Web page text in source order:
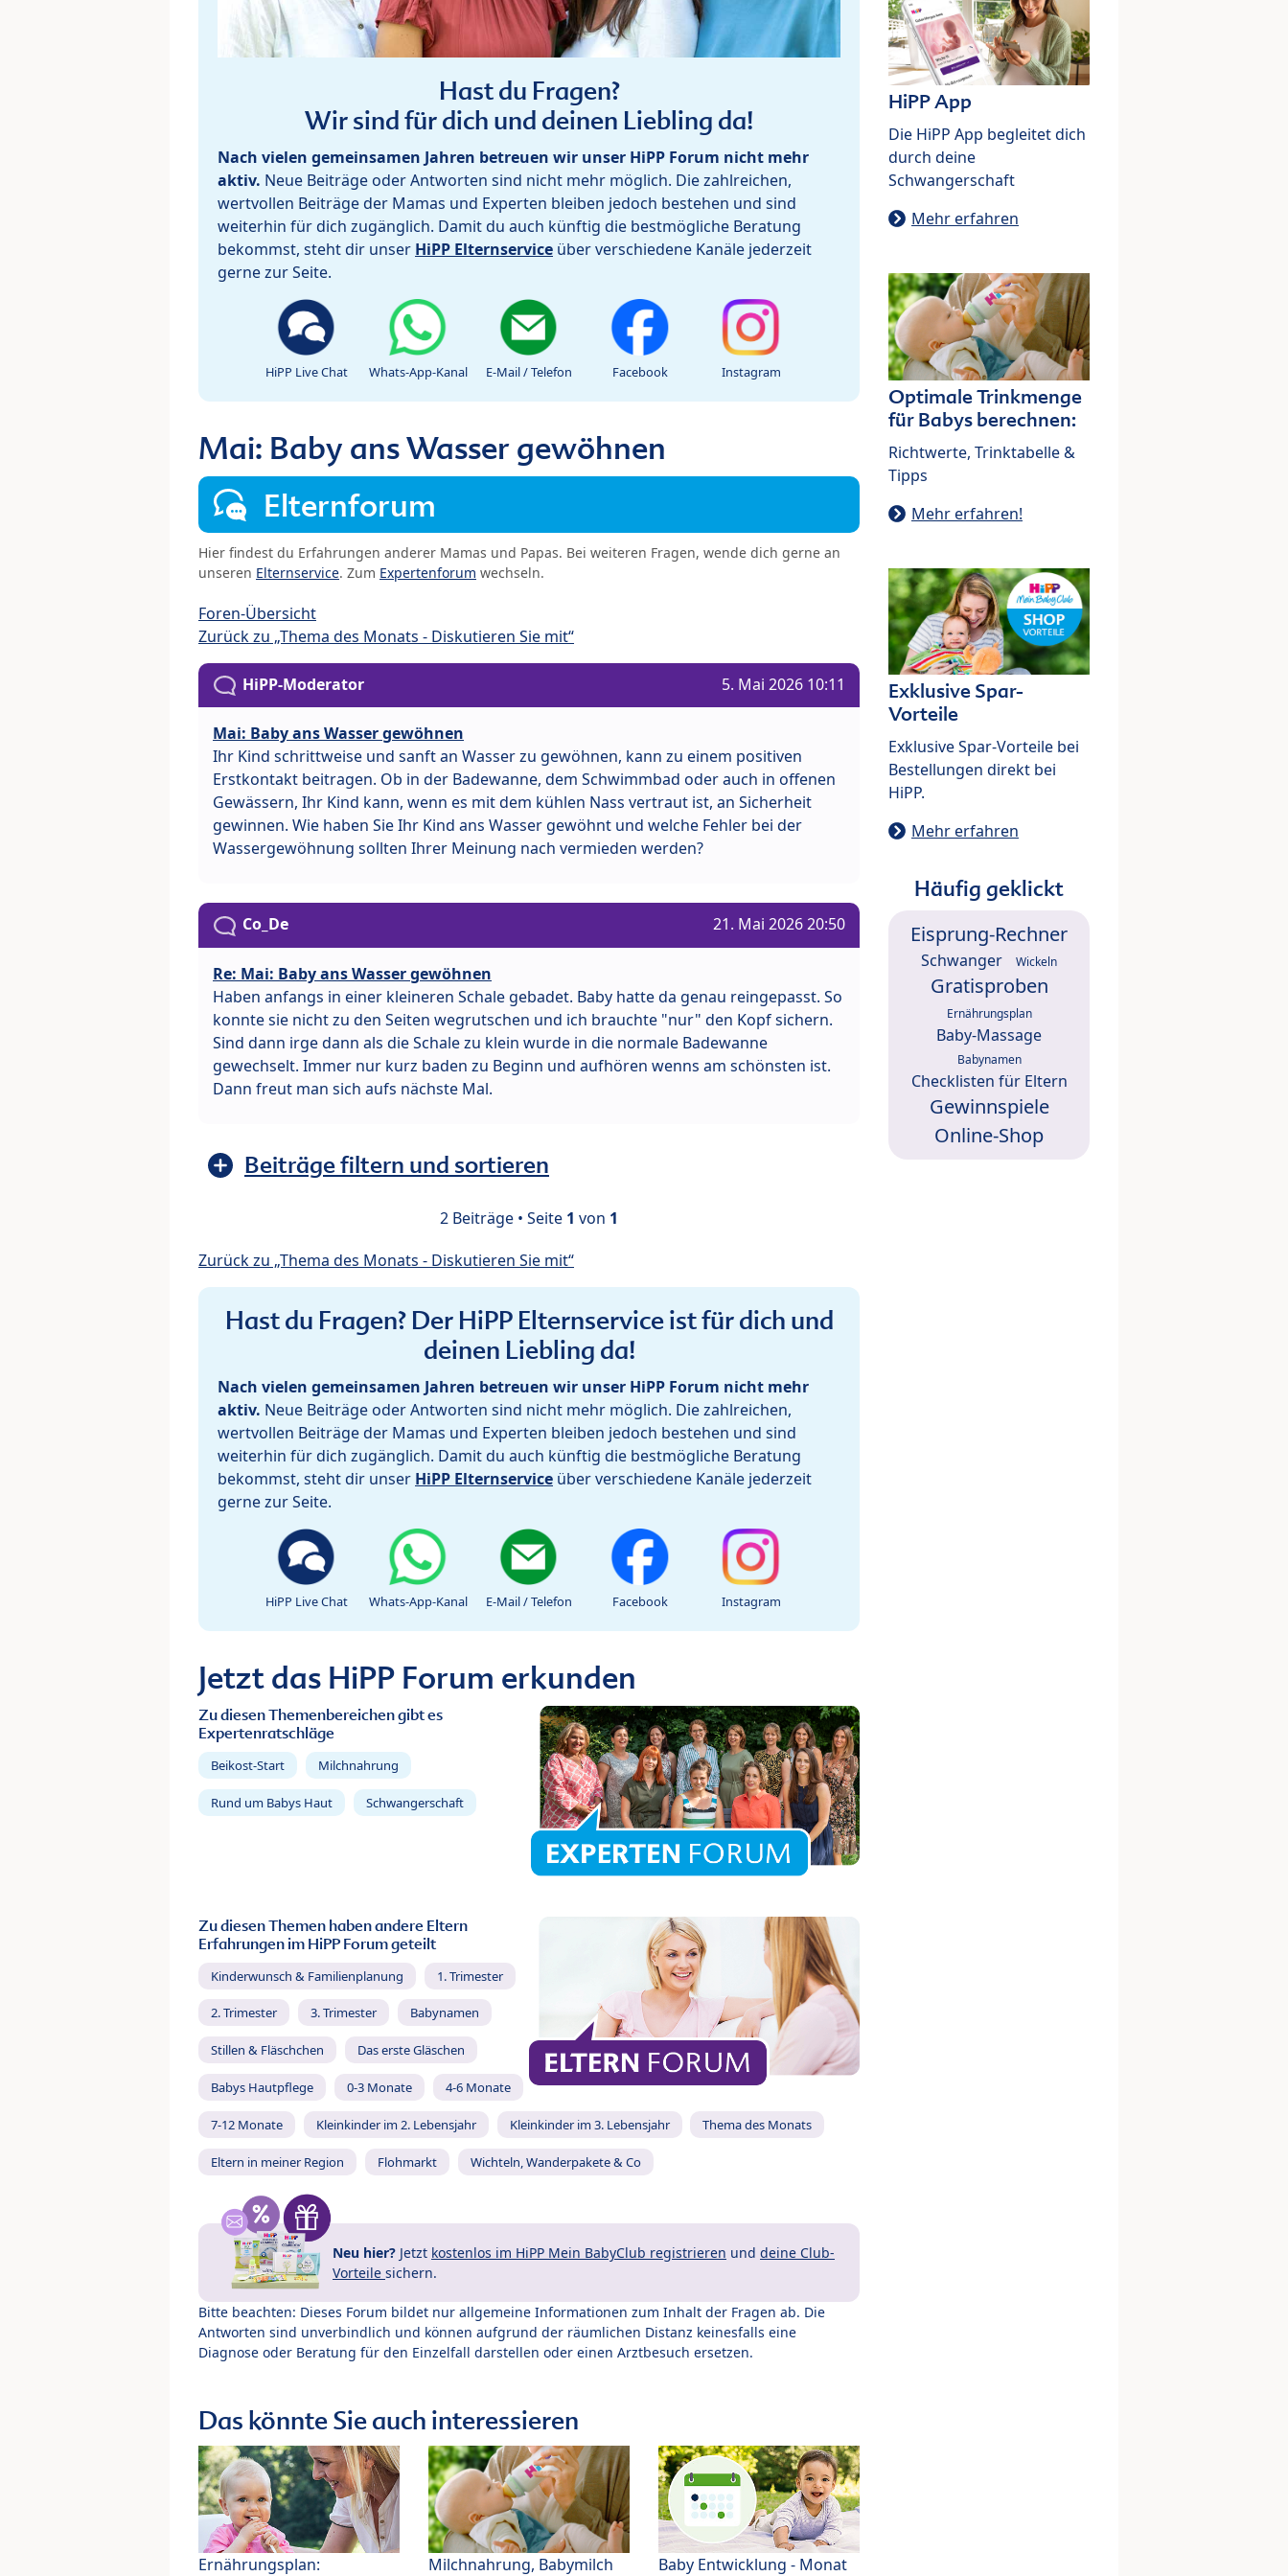
Hast du Fragen?
Wir sind für dich und deinen Liebling da!
Nach vielen gemeinsamen Jahren betreuen wir unser HiPP Forum nicht mehr
aktiv. Neue Beiträge oder Antworten sind nicht mehr möglich. Die zahlreichen,
wertvollen Beiträge der Mamas und Experten bleiben jedoch bestehen und sind
weiterhin für dich zugänglich. Damit du auch künftig die bestmögliche Beratung
bekommst, steht dir unser HiPP Elternservice über verschiedene Kanäle jederzeit
gerne zur Seite.
HiPP Live Chat Whats-App-Kanal E-Mail / Telefon Facebook Instagram
Mai: Baby ans Wasser gewöhnen
Elternforum
Hier findest du Erfahrungen anderer Mamas und Papas. Bei weiteren Fragen, wende dich gerne an
unseren Elternservice. Zum Expertenforum wechseln.
Foren-Übersicht
Zurück zu „Thema des Monats - Diskutieren Sie mit“
HiPP-Moderator 5. Mai 2026 10:11
Mai: Baby ans Wasser gewöhnen
Ihr Kind schrittweise und sanft an Wasser zu gewöhnen, kann zu einem positiven
Erstkontakt beitragen. Ob in der Badewanne, dem Schwimmbad oder auch in offenen
Gewässern, Ihr Kind kann, wenn es mit dem kühlen Nass vertraut ist, an Sicherheit
gewinnen. Wie haben Sie Ihr Kind ans Wasser gewöhnt und welche Fehler bei der
Wassergewöhnung sollten Ihrer Meinung nach vermieden werden?
Co_De 21. Mai 2026 20:50
Re: Mai: Baby ans Wasser gewöhnen
Haben anfangs in einer kleineren Schale gebadet. Baby hatte da genau reingepasst. So
konnte sie nicht zu den Seiten wegrutschen und ich brauchte "nur" den Kopf sichern.
Sind dann irge dann als die Schale zu klein wurde in die normale Badewanne
gewechselt. Immer nur kurz baden zu Beginn und aufhören wenns am schönsten ist.
Dann freut man sich aufs nächste Mal.
Beiträge filtern und sortieren
2 Beiträge • Seite 1 von 1
Zurück zu „Thema des Monats - Diskutieren Sie mit“
Hast du Fragen? Der HiPP Elternservice ist für dich und
deinen Liebling da!
Nach vielen gemeinsamen Jahren betreuen wir unser HiPP Forum nicht mehr
aktiv. Neue Beiträge oder Antworten sind nicht mehr möglich. Die zahlreichen,
wertvollen Beiträge der Mamas und Experten bleiben jedoch bestehen und sind
weiterhin für dich zugänglich. Damit du auch künftig die bestmögliche Beratung
bekommst, steht dir unser HiPP Elternservice über verschiedene Kanäle jederzeit
gerne zur Seite.
HiPP Live Chat Whats-App-Kanal E-Mail / Telefon Facebook Instagram
Jetzt das HiPP Forum erkunden
Zu diesen Themenbereichen gibt es
Expertenratschläge
Beikost-Start Milchnahrung
Rund um Babys Haut Schwangerschaft
Zu diesen Themen haben andere Eltern
Erfahrungen im HiPP Forum geteilt
Kinderwunsch & Familienplanung 1. Trimester
2. Trimester 3. Trimester Babynamen
Stillen & Fläschchen Das erste Gläschen
Babys Hautpflege 0-3 Monate 4-6 Monate
7-12 Monate Kleinkinder im 2. Lebensjahr Kleinkinder im 3. Lebensjahr Thema des Monats
Eltern in meiner Region Flohmarkt Wichteln, Wanderpakete & Co
Neu hier? Jetzt kostenlos im HiPP Mein BabyClub registrieren und deine Club-
Vorteile sichern.
Bitte beachten: Dieses Forum bildet nur allgemeine Informationen zum Inhalt der Fragen ab. Die
Antworten sind unverbindlich und können aufgrund der räumlichen Distanz keinesfalls eine
Diagnose oder Beratung für den Einzelfall darstellen oder einen Arztbesuch ersetzen.
Das könnte Sie auch interessieren
Ernährungsplan: Milchnahrung, Babymilch Baby Entwicklung - Monat
HiPP App
Die HiPP App begleitet dich
durch deine
Schwangerschaft
Mehr erfahren
Optimale Trinkmenge
für Babys berechnen:
Richtwerte, Trinktabelle &
Tipps
Mehr erfahren!
Exklusive Spar-
Vorteile
Exklusive Spar-Vorteile bei
Bestellungen direkt bei
HiPP.
Mehr erfahren
Häufig geklickt
Eisprung-Rechner
Schwanger Wickeln
Gratisproben
Ernährungsplan
Baby-Massage
Babynamen
Checklisten für Eltern
Gewinnspiele
Online-Shop